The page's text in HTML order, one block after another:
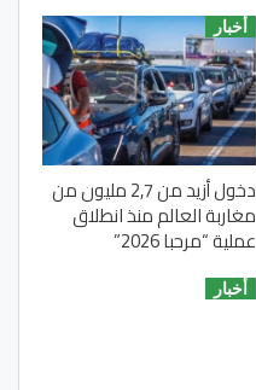
أخبار
دخول أزيد من 2,7 مليون من
مغاربة العالم منذ انطلاق
عملية “مرحبا 2026”
أخبار